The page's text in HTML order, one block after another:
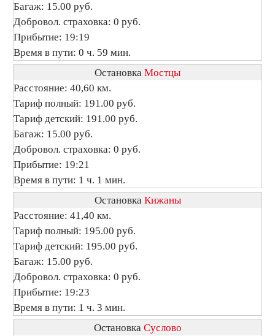
Багаж: 15.00 руб.
Добровол. страховка: 0 руб.
Прибытие: 19:19
Время в пути: 0 ч. 59 мин.
Остановка Мостцы
Расстояние: 40,60 км.
Тариф полный: 191.00 руб.
Тариф детский: 191.00 руб.
Багаж: 15.00 руб.
Добровол. страховка: 0 руб.
Прибытие: 19:21
Время в пути: 1 ч. 1 мин.
Остановка Кижаны
Расстояние: 41,40 км.
Тариф полный: 195.00 руб.
Тариф детский: 195.00 руб.
Багаж: 15.00 руб.
Добровол. страховка: 0 руб.
Прибытие: 19:23
Время в пути: 1 ч. 3 мин.
Остановка Суслово